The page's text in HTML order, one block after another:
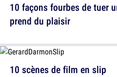
10 scènes de film en slip
10 façons fourbes de tuer
prend du plaisir